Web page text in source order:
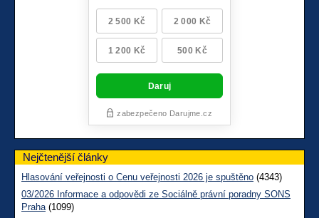
Nejčtenější články
Hlasování veřejnosti o Cenu veřejnosti 2026 je spuštěno (4343)
03/2026 Informace a odpovědi ze Sociálně právní poradny SONS
Praha(1099)